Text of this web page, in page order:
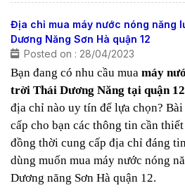
Địa chỉ mua máy nước nóng năng
Dương Năng Sơn Hà quận 12
Posted on : 28/04/2023
Bạn đang có nhu cầu mua máy
trời Thái Dương Năng tại quận 12
địa chỉ nào uy tín để lựa chọn?
cấp cho bạn các thông tin cần
đồng thời cung cấp địa chỉ đáng
dùng muốn mua máy nước nóng
Dương năng Sơn Hà quận 12.